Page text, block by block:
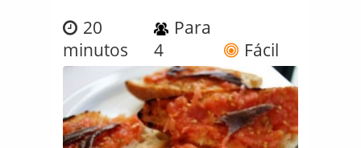
20
minutos
Para
4
Fácil